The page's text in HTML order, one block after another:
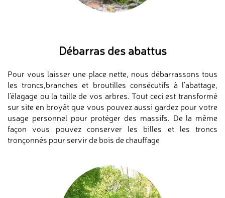
Débarras des abattus
Pour vous laisser une place nette, nous débarrassons tous
les troncs,branches et broutilles consécutifs à l'abattage,
l'élagage ou la taille de vos arbres. Tout ceci est transformé
sur site en broyât que vous pouvez aussi gardez pour votre
usage personnel pour protéger des massifs. De la même
façon vous pouvez conserver les billes et les troncs
tronçonnés pour servir de bois de chauffage